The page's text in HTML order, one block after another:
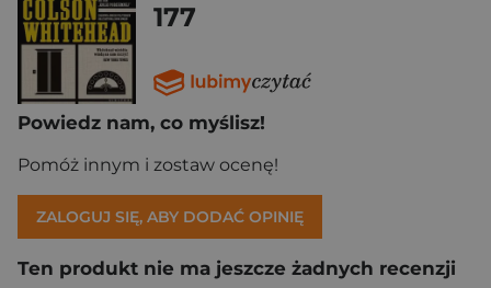
177
Powiedz nam, co myślisz!
Pomóż innym i zostaw ocenę!
ZALOGUJ SIĘ, ABY DODAĆ OPINIĘ
Ten produkt nie ma jeszcze żadnych recenzji